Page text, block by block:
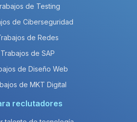
de Testing
de Ciberseguridad
de Redes
Trabajos de SAP
de Diseño Web
de MKT Digital
reclutadores